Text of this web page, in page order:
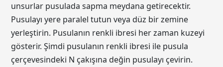
unsurlar pusulada sapma meydana getirecektir.
Pusulayı yere paralel tutun veya düz bir zemine
yerleştirin. Pusulanın renkli ibresi her zaman kuzeyi
gösterir. Şimdi pusulanın renkli ibresi ile pusula
çerçevesindeki N çakışına değin pusulayı çevirin.